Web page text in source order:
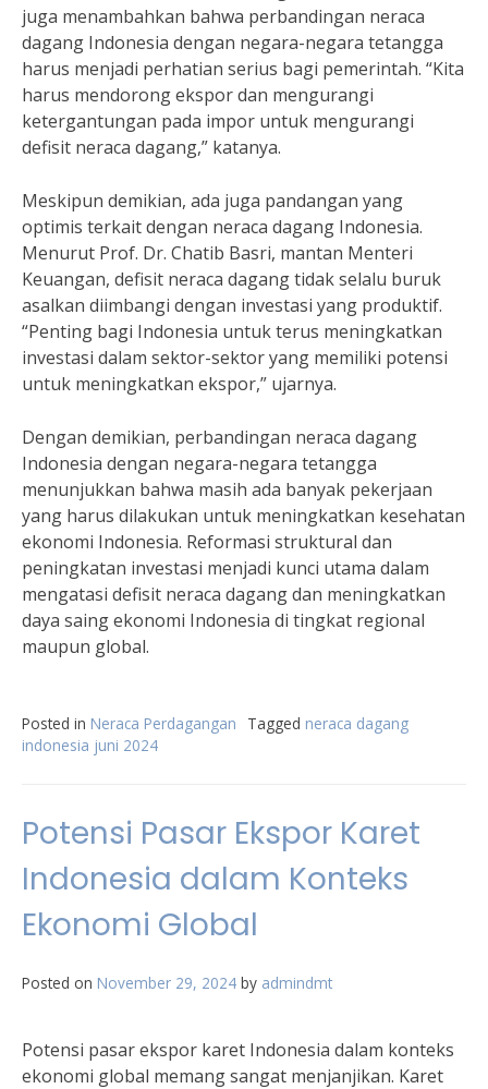
juga menambahkan bahwa perbandingan neraca
dagang Indonesia dengan negara-negara tetangga
harus menjadi perhatian serius bagi pemerintah. “Kita
harus mendorong ekspor dan mengurangi
ketergantungan pada impor untuk mengurangi
defisit neraca dagang,” katanya.
Meskipun demikian, ada juga pandangan yang
optimis terkait dengan neraca dagang Indonesia.
Menurut Prof. Dr. Chatib Basri, mantan Menteri
Keuangan, defisit neraca dagang tidak selalu buruk
asalkan diimbangi dengan investasi yang produktif.
“Penting bagi Indonesia untuk terus meningkatkan
investasi dalam sektor-sektor yang memiliki potensi
untuk meningkatkan ekspor,” ujarnya.
Dengan demikian, perbandingan neraca dagang
Indonesia dengan negara-negara tetangga
menunjukkan bahwa masih ada banyak pekerjaan
yang harus dilakukan untuk meningkatkan kesehatan
ekonomi Indonesia. Reformasi struktural dan
peningkatan investasi menjadi kunci utama dalam
mengatasi defisit neraca dagang dan meningkatkan
daya saing ekonomi Indonesia di tingkat regional
maupun global.
Posted in Neraca Perdagangan Tagged neraca dagang
indonesia juni 2024
Potensi Pasar Ekspor Karet
Indonesia dalam Konteks
Ekonomi Global
Posted on November 29, 2024 by admindmt
Potensi pasar ekspor karet Indonesia dalam konteks
ekonomi global memang sangat menjanjikan. Karet